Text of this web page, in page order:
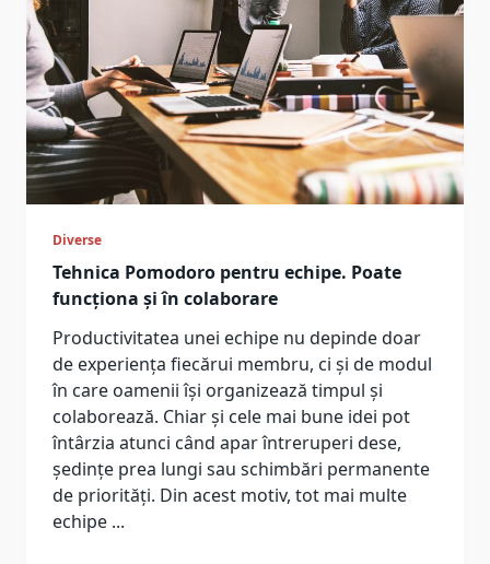
Diverse
Tehnica Pomodoro pentru echipe. Poate
funcționa și în colaborare
Productivitatea unei echipe nu depinde doar
de experiența fiecărui membru, ci și de modul
în care oamenii își organizează timpul și
colaborează. Chiar și cele mai bune idei pot
întârzia atunci când apar întreruperi dese,
ședințe prea lungi sau schimbări permanente
de priorități. Din acest motiv, tot mai multe
echipe ...